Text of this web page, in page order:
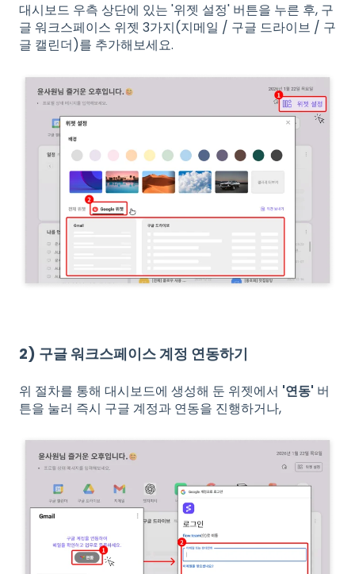
대시보드 우측 상단에 있는 '위젯 설정' 버튼을 누른 후, 구
글 워크스페이스 위젯 3가지(지메일 / 구글 드라이브 / 구
글 캘린더)를 추가해보세요.
2) 구글 워크스페이스 계정 연동하기
위 절차를 통해 대시보드에 생성해 둔 위젯에서 '연동' 버
튼을 눌러 즉시 구글 계정과 연동을 진행하거나,